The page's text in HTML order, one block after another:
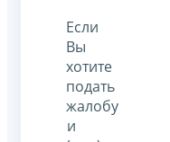
Если
Вы
хотите
подать
жалобу
и